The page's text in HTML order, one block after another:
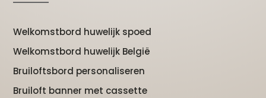
Welkomstbord huwelijk spoed
Welkomstbord huwelijk België
Bruiloftsbord personaliseren
Bruiloft banner met cassette